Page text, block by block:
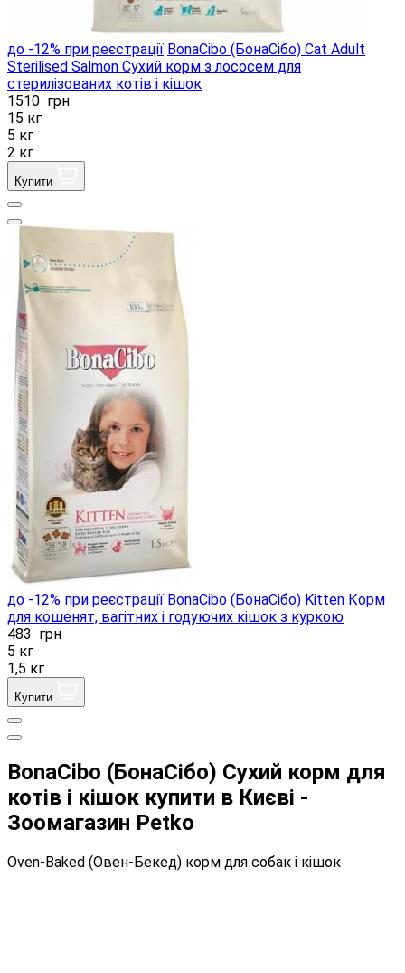
до -12% при реєстрації BonaCibo (БонаСібо) Cat Adult
Sterilised Salmon Сухий корм з лососем для
стерилізованих котів і кішок
1510 грн
15 кг
5 кг
2 кг
Купити
до -12% при реєстрації BonaCibo (БонаСібо) Kitten Корм ​​
для кошенят, вагітних і годуючих кішок з куркою
483 грн
5 кг
1,5 кг
Купити
BonaCibo (БонаСібо) Сухий корм для
котів і кішок купити в Києві -
Зоомагазин Petko
Oven-Baked (Овен-Бекед) корм для собак і кішок